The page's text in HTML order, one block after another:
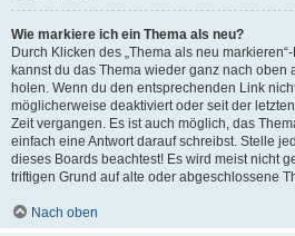
Wie markiere ich ein Thema als neu?
Durch Klicken des „Thema als neu
kannst du das Thema wieder ganz nach oben
holen. Wenn du den entsprechenden Link
möglicherweise deaktiviert oder seit der
Zeit vergangen. Es ist auch möglich, das
einfach eine Antwort darauf schreibst. Stelle
dieses Boards beachtest! Es wird meist nicht
triftigen Grund auf alte oder abgeschlossene
Nach oben